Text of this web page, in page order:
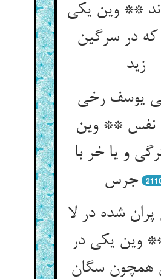
** وین یکی
در سرگین
زید
یوسف رخی
نفس ** وین
و یا خر با
جرس‏
شده در لا
وین یکی در
همچون سگان‏